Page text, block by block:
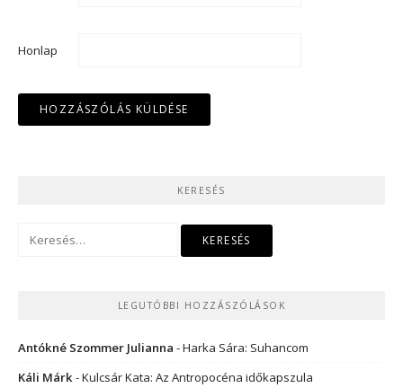
Honlap
KERESÉS
LEGUTÓBBI HOZZÁSZÓLÁSOK
Antókné Szommer Julianna -Harka Sára: Suhancom
Káli Márk-Kulcsár Kata: Az Antropocéna időkapszula